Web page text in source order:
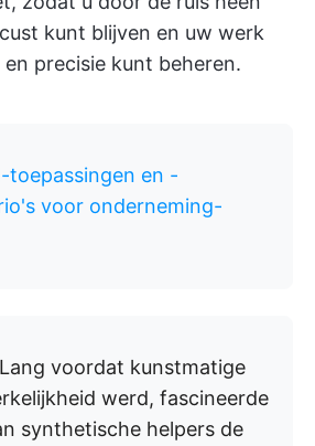
kunt blijven en uw werk
precisie kunt beheren.
toepassingen en -
voor onderneming-
Lang voordat kunstmatige
werd, fascineerde
synthetische helpers de